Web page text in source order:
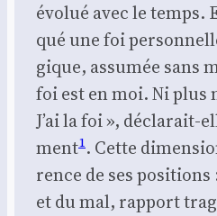
évo­lué avec le temps.
qué une foi
gique, assu­mée sans
foi est en moi. Ni plus
J’ai la foi », décla­rait-
ment1. Cette
rence de ses
et du mal, rap­port